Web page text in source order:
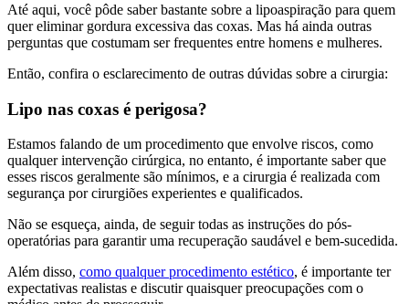
Até aqui, você pôde saber bastante sobre a lipoaspiração para quem
quer eliminar gordura excessiva das coxas. Mas há ainda outras
perguntas que costumam ser frequentes entre homens e mulheres.
Então, confira o esclarecimento de outras dúvidas sobre a cirurgia:
Lipo nas coxas é perigosa?
Estamos falando de um procedimento que envolve riscos, como
qualquer intervenção cirúrgica, no entanto, é importante saber que
esses riscos geralmente são mínimos, e a cirurgia é realizada com
segurança por cirurgiões experientes e qualificados.
Não se esqueça, ainda, de seguir todas as instruções do pós-
operatórias para garantir uma recuperação saudável e bem-sucedida.
Além disso, como qualquer procedimento estético, é importante ter
expectativas realistas e discutir quaisquer preocupações com o